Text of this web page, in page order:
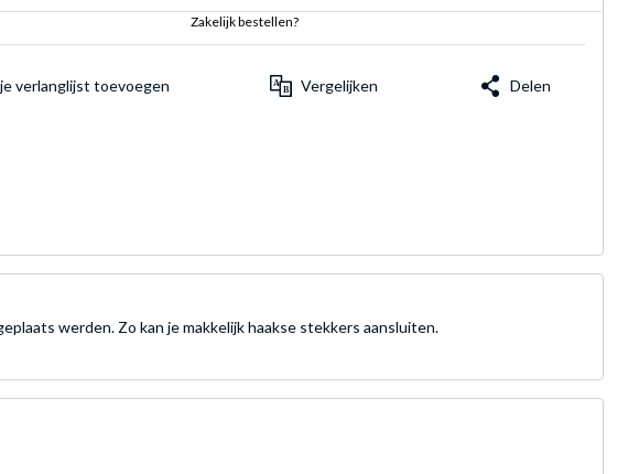
Zakelijk bestellen?
verlanglijst toevoegen Vergelijken Delen
werden. Zo kan je makkelijk haakse stekkers aansluiten.